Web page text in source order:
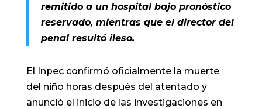
remitido a un hospital bajo pronóstico
reservado, mientras que el director del
penal resultó ileso.
El Inpec confirmó oficialmente la muerte
del niño horas después del atentado y
anunció el inicio de las investigaciones en